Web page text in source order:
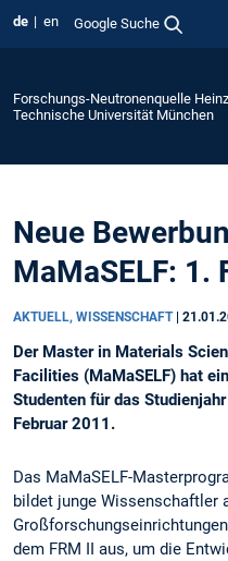
de en Google Suche
Forschungs-Neutronenquelle
Technische Universität München
Neue
MaMaSELF: 1.
AKTUELL, WISSENSCHAFT
Der Master in Materials
Facilities (MaMaSELF) hat
Studenten für das
Februar 2011.
Das MaMaSELF-
bildet junge Wissenschaftler
dem FRM II aus, um die